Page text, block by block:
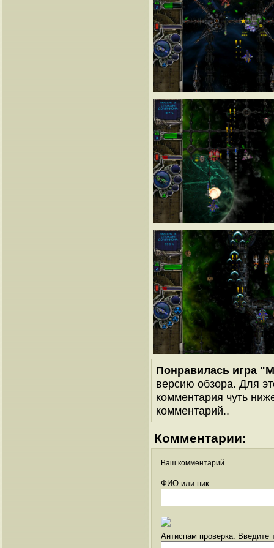
Понравилась игра
версию обзора. Для
комментария чуть
комментарий..
Комментарии:
Ваш комментарий
ФИО или ник:
Антиспам проверка: Введите